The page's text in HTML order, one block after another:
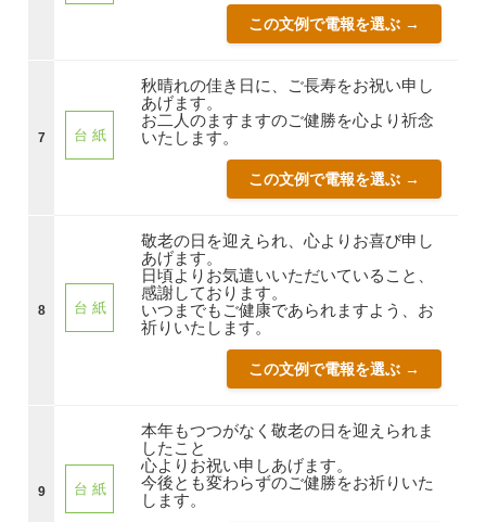
この文例で電報を選ぶ →
7 台 紙
秋晴れの佳き日に、ご長寿をお祝い申し
あげます。
お二人のますますのご健勝を心より祈念
いたします。
この文例で電報を選ぶ →
8 台 紙
敬老の日を迎えられ、心よりお喜び申し
あげます。
日頃よりお気遣いいただいていること、
感謝しております。
いつまでもご健康であられますよう、お
祈りいたします。
この文例で電報を選ぶ →
9 台 紙
本年もつつがなく敬老の日を迎えられま
したこと
心よりお祝い申しあげます。
今後とも変わらずのご健勝をお祈りいた
します。